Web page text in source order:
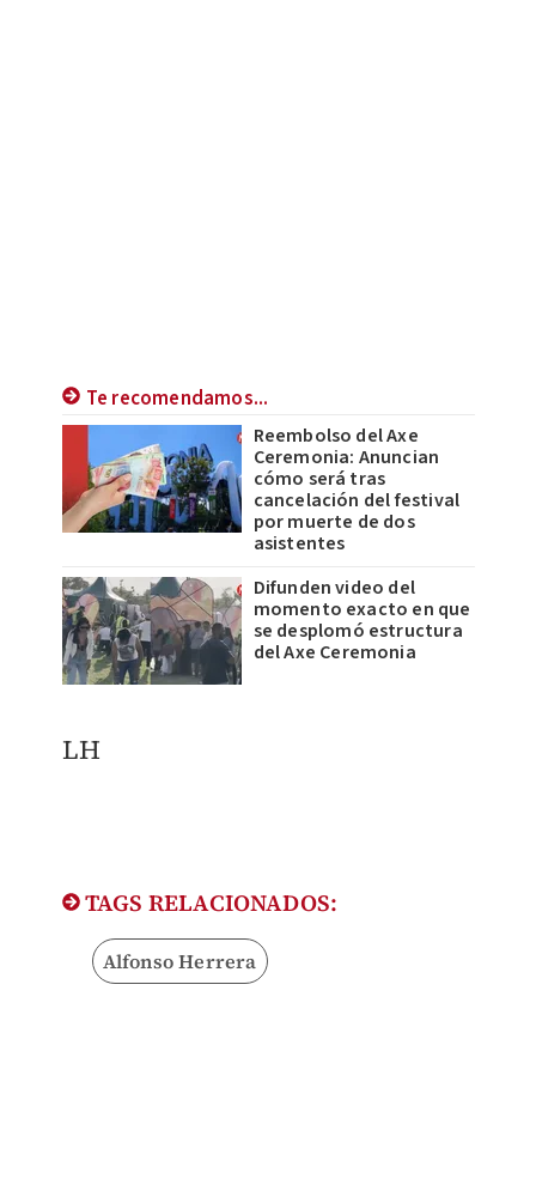
Te recomendamos...
Reembolso del Axe
Ceremonia: Anuncian
cómo será tras
cancelación del festival
por muerte de dos
asistentes
Difunden video del
momento exacto en que
se desplomó estructura
del Axe Ceremonia
LH
TAGS RELACIONADOS:
Alfonso Herrera